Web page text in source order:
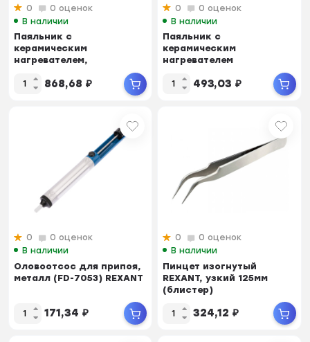
0
0 оценок
В наличии
Паяльник с
керамическим
нагревателем,
REXANT, 220V/100 Вт
868,68 ₽
0
0 оценок
В наличии
Паяльник с
керамическим
нагревателем
ПРОФИ REXANT 220 V/25
493,03 ₽
0
0 оценок
В наличии
Оловоотсос для припоя,
металл (FD-7053) REXANT
171,34 ₽
0
0 оценок
В наличии
Пинцет изогнутый
REXANT, узкий 125мм
(блистер)
324,12 ₽